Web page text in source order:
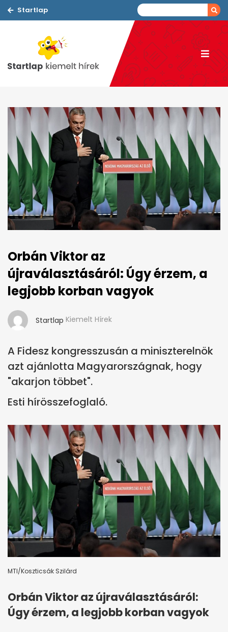
Startlap
Orbán Viktor az
újraválasztásáról: Úgy érzem, a
legjobb korban vagyok
Startlap Kiemelt Hírek
A Fidesz kongresszusán a miniszterelnök
azt ajánlotta Magyarországnak, hogy
"akarjon többet".
Esti hírösszefoglaló.
MTI/Koszticsák Szilárd
Orbán Viktor az újraválasztásáról:
Úgy érzem, a legjobb korban vagyok